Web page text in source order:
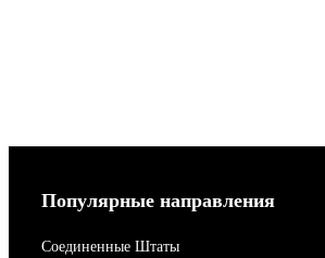
Популярные направления
Соединенные Штаты